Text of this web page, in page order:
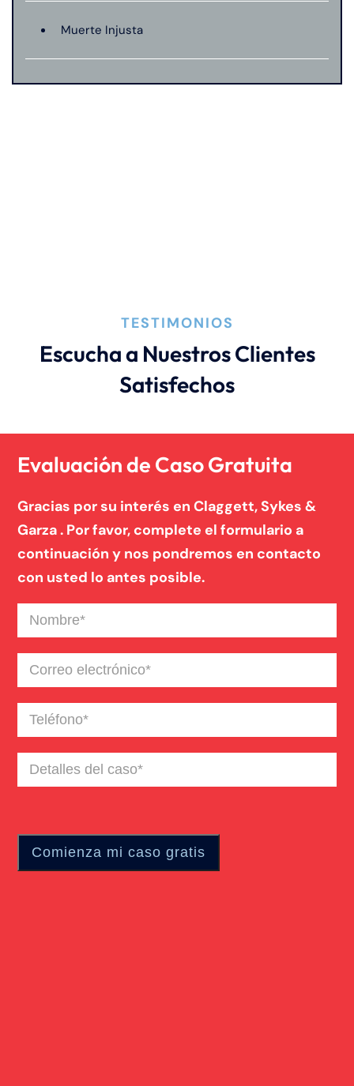
Muerte Injusta
TESTIMONIOS
Escucha a Nuestros Clientes
Satisfechos
Evaluación de Caso Gratuita
Gracias por su interés en Claggett, Sykes &
Garza . Por favor, complete el formulario a
continuación y nos pondremos en contacto
con usted lo antes posible.
Nombre(Required)
Correo
electrónico(Required)
Teléfono(Required)
Detalles
del